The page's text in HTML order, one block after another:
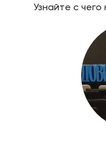
Узнайте с